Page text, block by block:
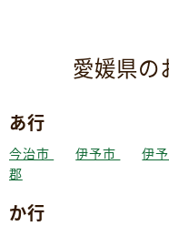
愛媛県の
あ行
今治市 伊予市 伊
郡
か行